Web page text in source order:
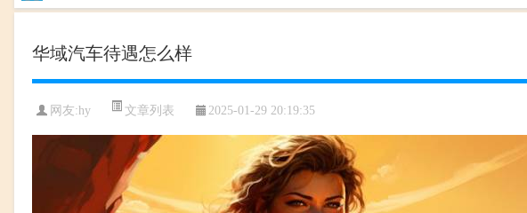
华域汽车待遇怎么样
网友:hy 文章列表 2025-01-29 20:19:35